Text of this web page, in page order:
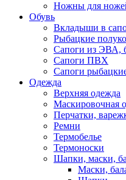
Ножны для
Обувь
Вкладыши в
Рыбацкие
Сапоги из ЭВА,
Сапоги ПВХ
Сапоги
Одежда
Верхняя одежда
Маскировочная
Перчатки,
Ремни
Термобелье
Термоноски
Шапки, маски,
Маски,